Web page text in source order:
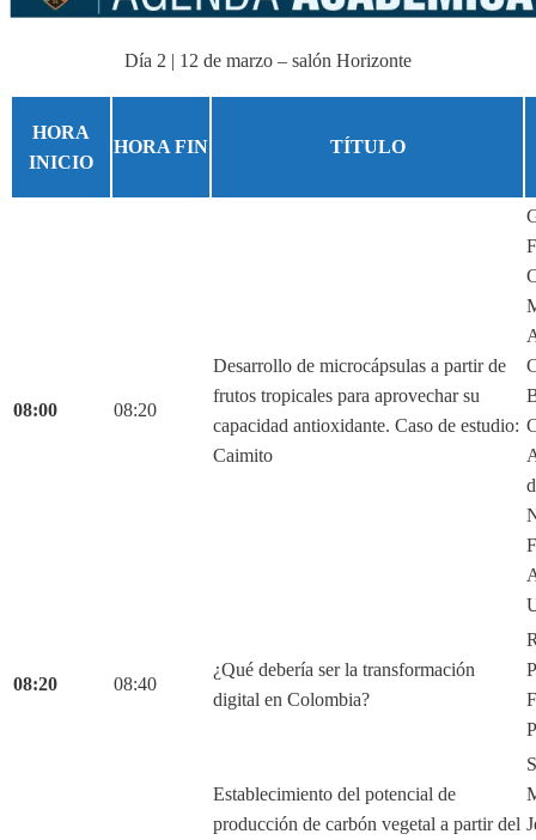
Día 2 | 12 de marzo – salón Horizonte
HORA
INICIO
HORA FIN TÍTULO
08:00 08:20
Desarrollo de microcápsulas a partir de
frutos tropicales para aprovechar su
capacidad antioxidante. Caso de estudio:
Caimito
08:20 08:40
¿Qué debería ser la transformación
digital en Colombia?
Establecimiento del potencial de
producción de carbón vegetal a partir del